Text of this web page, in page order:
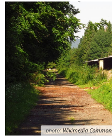
photo:Wikimedia